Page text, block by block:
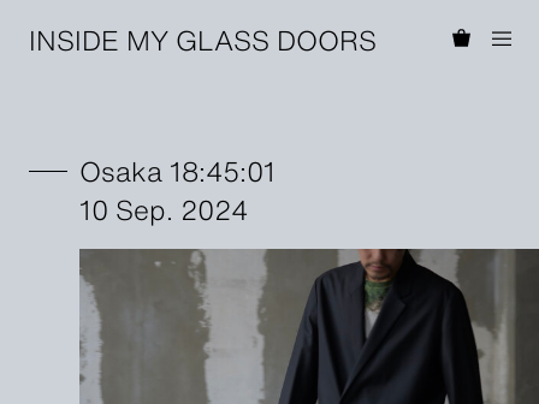
INSIDE MY GLASS DOORS
Osaka 18:45:01
10 Sep. 2024